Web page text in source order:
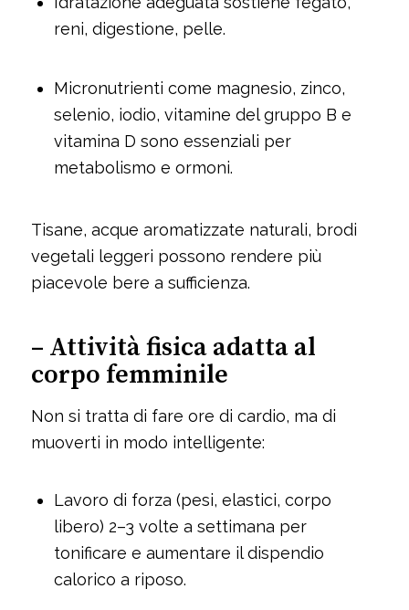
reni, digestione, pelle.
Micronutrienti come magnesio, zinco,
selenio, iodio, vitamine del gruppo B e
vitamina D sono essenziali per
metabolismo e ormoni.
Tisane, acque aromatizzate naturali, brodi
vegetali leggeri possono rendere più
piacevole bere a sufficienza.
– Attività fisica adatta al
corpo femminile
Non si tratta di fare ore di cardio, ma di
muoverti in modo intelligente:
Lavoro di forza (pesi, elastici, corpo
libero) 2–3 volte a settimana per
tonificare e aumentare il dispendio
calorico a riposo.